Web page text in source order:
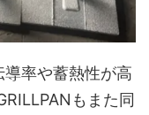
率や蓄熱性が高
もまた同